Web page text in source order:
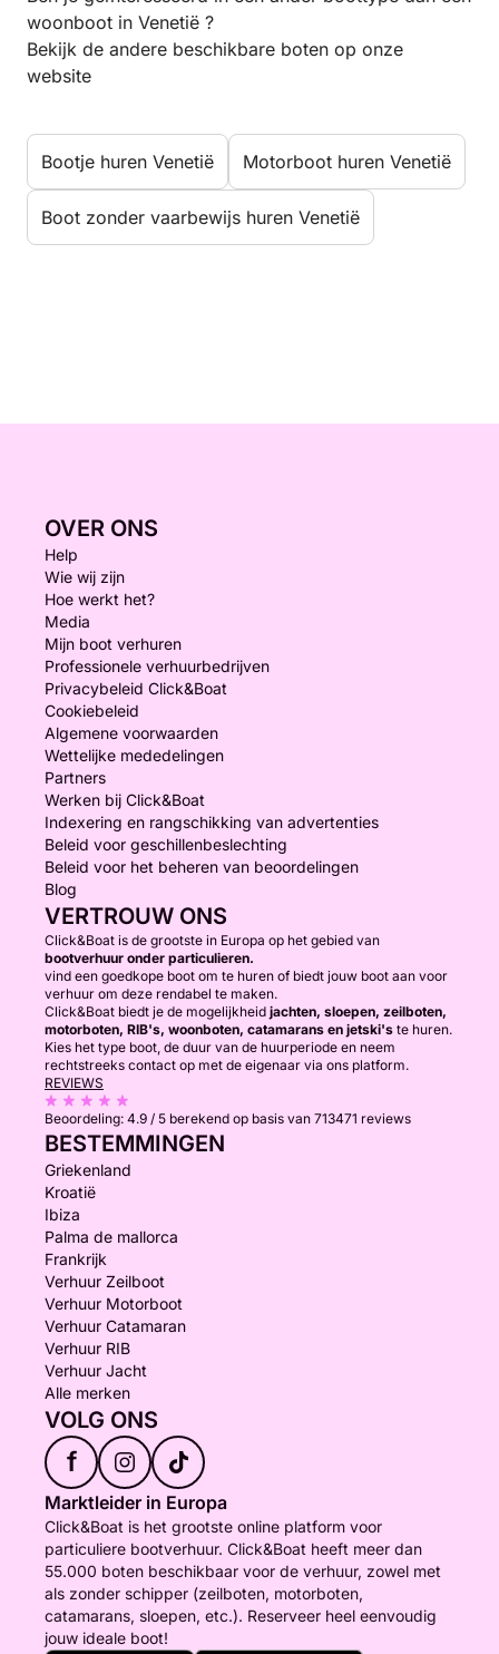
woonboot in Venetië ?
Bekijk de andere beschikbare boten op onze
website
Bootje huren Venetië Motorboot huren Venetië
Boot zonder vaarbewijs huren Venetië
OVER ONS
Help
Wie wij zijn
Hoe werkt het?
Media
Mijn boot verhuren
Professionele verhuurbedrijven
Privacybeleid Click&Boat
Cookiebeleid
Algemene voorwaarden
Wettelijke mededelingen
Partners
Werken bij Click&Boat
Indexering en rangschikking van advertenties
Beleid voor geschillenbeslechting
Beleid voor het beheren van beoordelingen
Blog
VERTROUW ONS
Click&Boat is de grootste in Europa op het gebied van
bootverhuur onder particulieren.
vind een goedkope boot om te huren of biedt jouw boot aan voor
verhuur om deze rendabel te maken.
Click&Boat biedt je de mogelijkheid jachten, sloepen, zeilboten,
motorboten, RIB's, woonboten, catamarans en jetski's te huren.
Kies het type boot, de duur van de huurperiode en neem
rechtstreeks contact op met de eigenaar via ons platform.
REVIEWS
Beoordeling: 4.9 / 5 berekend op basis van 713471 reviews
BESTEMMINGEN
Griekenland
Kroatië
Ibiza
Palma de mallorca
Frankrijk
Verhuur Zeilboot
Verhuur Motorboot
Verhuur Catamaran
Verhuur RIB
Verhuur Jacht
Alle merken
VOLG ONS
f
Marktleider in Europa
Click&Boat is het grootste online platform voor
particuliere bootverhuur. Click&Boat heeft meer dan
55.000 boten beschikbaar voor de verhuur, zowel met
als zonder schipper (zeilboten, motorboten,
catamarans, sloepen, etc.). Reserveer heel eenvoudig
jouw ideale boot!